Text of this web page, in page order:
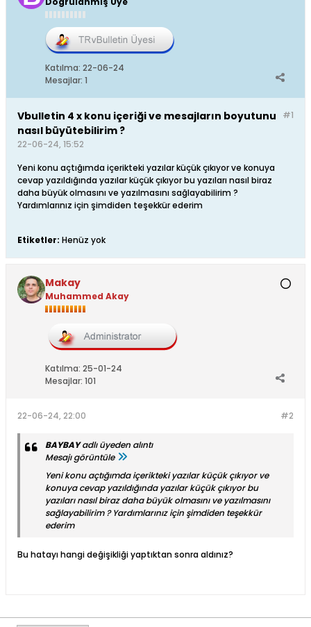
Katılma: 22-06-24
Mesajlar: 1
#1
Vbulletin 4 x konu içeriği ve mesajların boyutunu
nasıl büyütebilirim ?
22-06-24, 15:52
Yeni konu açtığımda içerikteki yazılar küçük çıkıyor ve konuya
cevap yazıldığında yazılar küçük çıkıyor bu yazıları nasıl biraz
daha büyük olmasını ve yazılmasını sağlayabilirim ?
Yardımlarınız için şimdiden teşekkür ederim
Etiketler: Henüz yok
Makay
Muhammed Akay
Katılma: 25-01-24
Mesajlar: 101
#2
22-06-24, 22:00
BAYBAYadlı üyeden alıntı
Mesajı görüntüle
Yeni konu açtığımda içerikteki yazılar küçük çıkıyor ve
konuya cevap yazıldığında yazılar küçük çıkıyor bu
yazıları nasıl biraz daha büyük olmasını ve yazılmasını
sağlayabilirim ? Yardımlarınız için şimdiden teşekkür
ederim
Bu hatayı hangi değişikliği yaptıktan sonra aldınız?